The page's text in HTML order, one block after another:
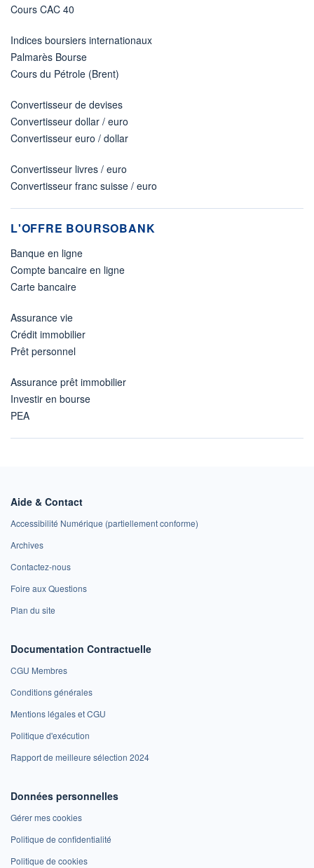
Cours CAC 40
Indices boursiers internationaux
Palmarès Bourse
Cours du Pétrole (Brent)
Convertisseur de devises
Convertisseur dollar / euro
Convertisseur euro / dollar
Convertisseur livres / euro
Convertisseur franc suisse / euro
L'OFFRE BOURSOBANK
Banque en ligne
Compte bancaire en ligne
Carte bancaire
Assurance vie
Crédit immobilier
Prêt personnel
Assurance prêt immobilier
Investir en bourse
PEA
Aide & Contact
Accessibilité Numérique (partiellement conforme)
Archives
Contactez-nous
Foire aux Questions
Plan du site
Documentation Contractuelle
CGU Membres
Conditions générales
Mentions légales et CGU
Politique d'exécution
Rapport de meilleure sélection 2024
Données personnelles
Gérer mes cookies
Politique de confidentialité
Politique de cookies